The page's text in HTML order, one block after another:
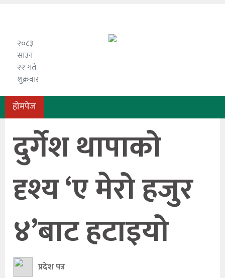
२०८३
साउन
२२ गते
शुक्रवार
होमपेज
दुर्गेश थापाको
दृश्य ‘ए मेरो हजुर
४’बाट हटाइयो
प्रदेश पत्र